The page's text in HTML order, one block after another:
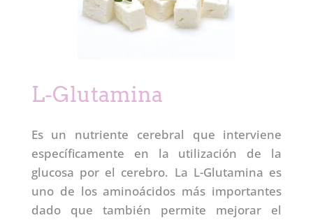
L-Glutamina
Es un nutriente cerebral que interviene
específicamente en la utilización de la
glucosa por el cerebro. La L-Glutamina es
uno de los aminoácidos más importantes
dado que también permite mejorar el